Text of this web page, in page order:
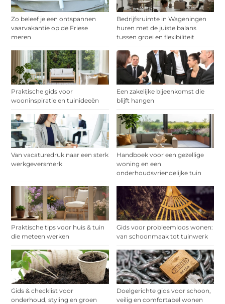
Zo beleef je een ontspannen
vaarvakantie op de Friese
meren
Bedrijfsruimte in Wageningen
huren met de juiste balans
tussen groei en flexibiliteit
Praktische gids voor
wooninspiratie en tuinideeën
Een zakelijke bijeenkomst die
blijft hangen
Van vacaturedruk naar een sterk
werkgeversmerk
Handboek voor een gezellige
woning en een
onderhoudsvriendelijke tuin
Praktische tips voor huis & tuin
die meteen werken
Gids voor probleemloos wonen:
van schoonmaak tot tuinwerk
Gids & checklist voor
onderhoud, styling en groen
Doelgerichte gids voor schoon,
veilig en comfortabel wonen